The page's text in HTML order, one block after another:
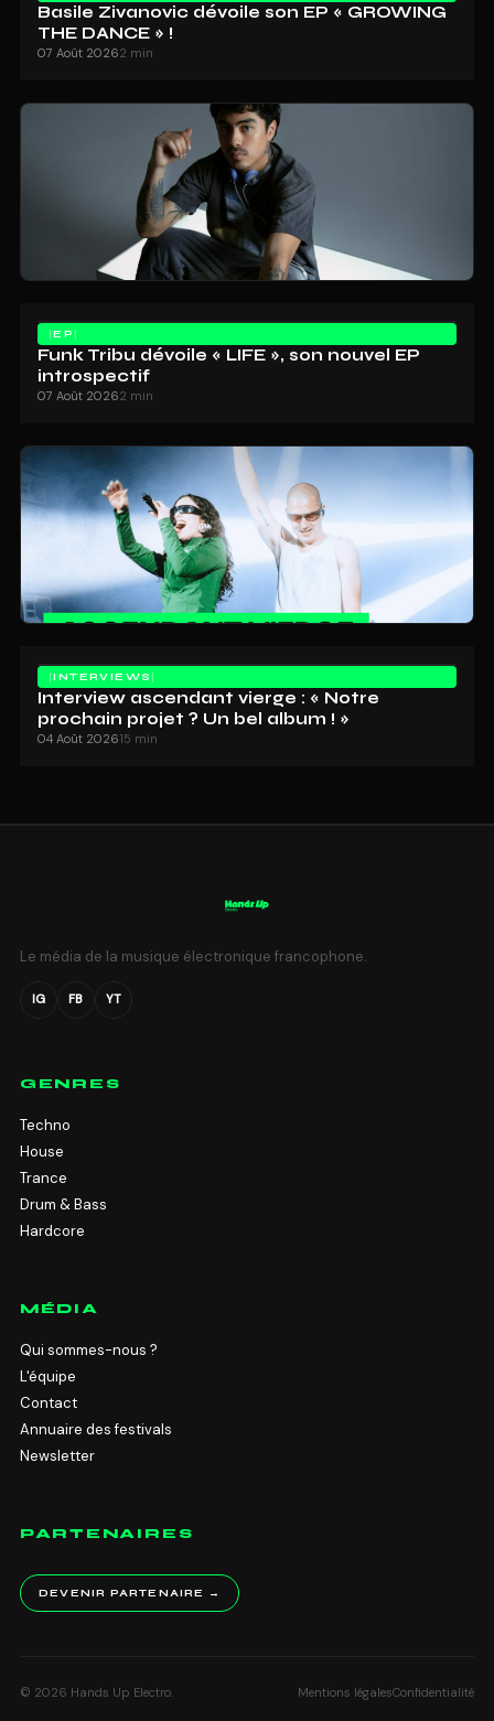
Basile Zivanovic dévoile son EP « GROWING
THE DANCE » !
07 Août 20262 min
EP
Funk Tribu dévoile « LIFE », son nouvel EP
introspectif
07 Août 20262 min
INTERVIEWS
Interview ascendant vierge : « Notre
prochain projet ? Un bel album ! »
04 Août 202615 min
Le média de la musique électronique francophone.
IG FB YT
GENRES
Techno
House
Trance
Drum & Bass
Hardcore
MÉDIA
Qui sommes-nous ?
L'équipe
Contact
Annuaire des festivals
Newsletter
PARTENAIRES
DEVENIR PARTENAIRE →
© 2026 Hands Up Electro. Mentions légalesConfidentialité